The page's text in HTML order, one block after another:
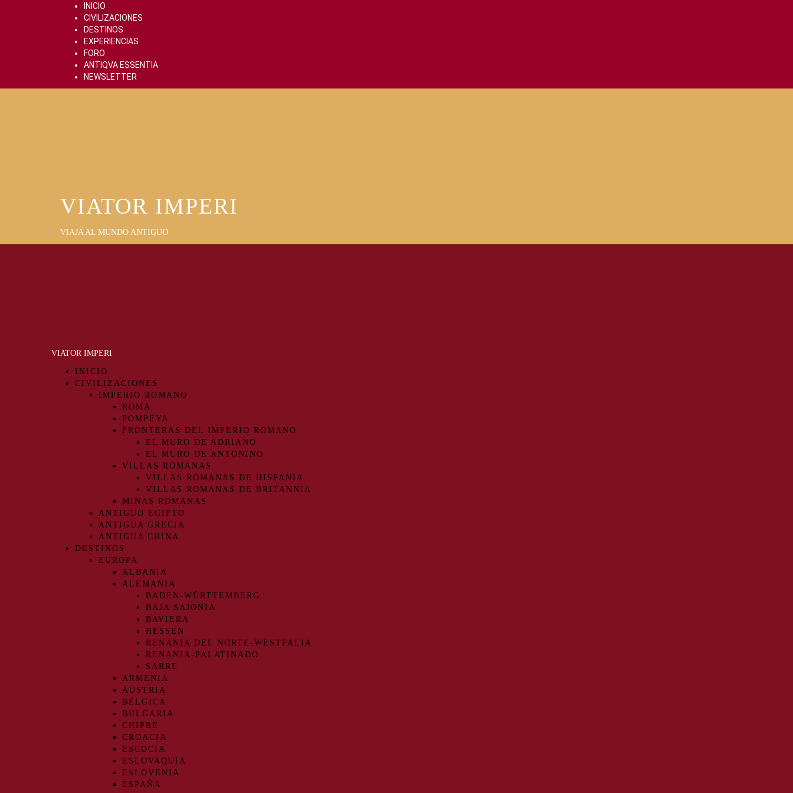
INICIO
CIVILIZACIONES
DESTINOS
EXPERIENCIAS
FORO
ANTIQVA ESSENTIA
NEWSLETTER
VIATOR IMPERI
VIAJA AL MUNDO ANTIGUO
VIATOR IMPERI
INICIO
CIVILIZACIONES
IMPERIO ROMANO
ROMA
POMPEYA
FRONTERAS DEL IMPERIO ROMANO
EL MURO DE ADRIANO
EL MURO DE ANTONINO
VILLAS ROMANAS
VILLAS ROMANAS DE HISPANIA
VILLAS ROMANAS DE BRITANNIA
MINAS ROMANAS
ANTIGUO EGIPTO
ANTIGUA GRECIA
ANTIGUA CHINA
DESTINOS
EUROPA
ALBANIA
ALEMANIA
BADEN-WÜRTTEMBERG
BAJA SAJONIA
BAVIERA
HESSEN
RENANIA DEL NORTE-WESTFALIA
RENANIA-PALATINADO
SARRE
ARMENIA
AUSTRIA
BÉLGICA
BULGARIA
CHIPRE
CROACIA
ESCOCIA
ESLOVAQUIA
ESLOVENIA
ESPAÑA